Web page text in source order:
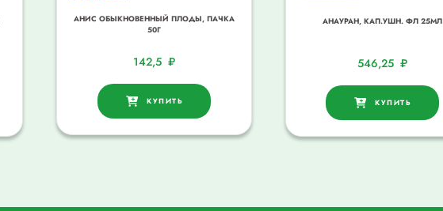
АНИС ОБЫКНОВЕННЫЙ ПЛОДЫ, ПАЧКА
50Г
142,5 ₽
КУПИТЬ
АНАУРАН, КАП.УШН. ФЛ 25МЛ
546,25₽
КУПИТЬ